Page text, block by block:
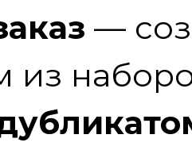
—
из